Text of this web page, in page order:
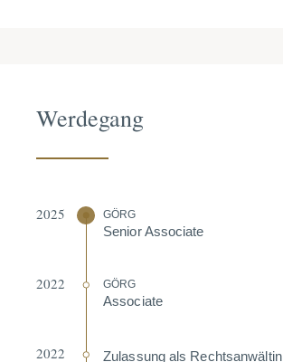
Werdegang
2025 GÖRG
Senior Associate
2022 GÖRG
Associate
2022 Zulassung als Rechts­an­wältin